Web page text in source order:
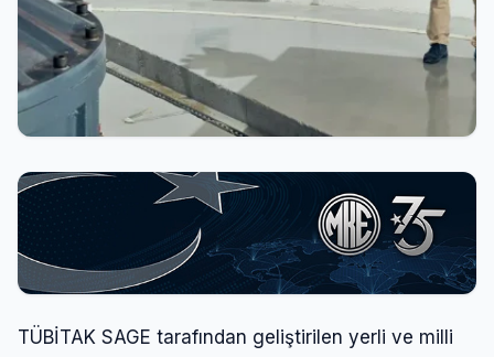
TÜBİTAK SAGE tarafından geliştirilen yerli ve milli